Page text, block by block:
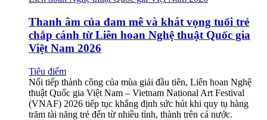
Thanh âm của đam mê và khát vọng tuổi trẻ
chắp cánh từ Liên hoan Nghệ thuật Quốc gia
Việt Nam 2026
Tiêu điểm
Nối tiếp thành công của mùa giải đầu tiên, Liên hoan Nghệ
thuật Quốc gia Việt Nam – Vietnam National Art Festival
(VNAF) 2026 tiếp tục khẳng định sức hút khi quy tụ hàng
trăm tài năng trẻ đến từ nhiều tỉnh, thành trên cả nước.